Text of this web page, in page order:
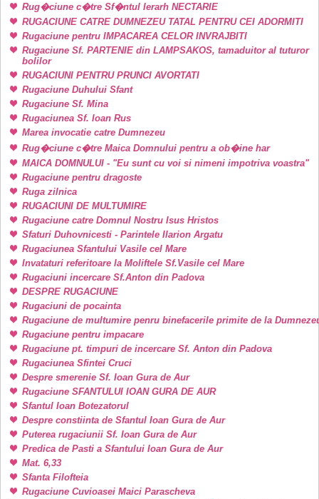
Rug�ciune c�tre Sf�ntul Ierarh NECTARIE
RUGACIUNE CATRE DUMNEZEU TATAL PENTRU CEI ADORMITI
Rugaciune pentru IMPACAREA CELOR INVRAJBITI
Rugaciune Sf. PARTENIE din LAMPSAKOS, tamaduitor al tuturor
bolilor
RUGACIUNI PENTRU PRUNCI AVORTATI
Rugaciune Duhului Sfant
Rugaciune Sf. Mina
Rugaciunea Sf. Ioan Rus
Marea invocatie catre Dumnezeu
Rug�ciune c�tre Maica Domnului pentru a ob�ine har
MAICA DOMNULUI - "Eu sunt cu voi si nimeni impotriva voastra"
Rugaciune pentru dragoste
Ruga zilnica
RUGACIUNI DE MULTUMIRE
Rugaciune catre Domnul Nostru Isus Hristos
Sfaturi Duhovnicesti - Parintele Ilarion Argatu
Rugaciunea Sfantului Vasile cel Mare
Invataturi referitoare la Moliftele Sf.Vasile cel Mare
Rugaciuni incercare Sf.Anton din Padova
DESPRE RUGACIUNE
Rugaciuni de pocainta
Rugaciune de multumire penru binefacerile primite de la
Rugaciune pentru impacare
Rugaciune pt. timpuri de incercare Sf. Anton din Padova
Rugaciunea Sfintei Cruci
Despre smerenie Sf. Ioan Gura de Aur
Rugaciune SFANTULUI IOAN GURA DE AUR
Sfantul Ioan Botezatorul
Despre constiinta de Sfantul Ioan Gura de Aur
Puterea rugaciunii Sf. Ioan Gura de Aur
Predica de Pasti a Sfantului Ioan Gura de Aur
Mat. 6,33
Sfanta Filofteia
Rugaciune Cuvioasei Maici Parascheva